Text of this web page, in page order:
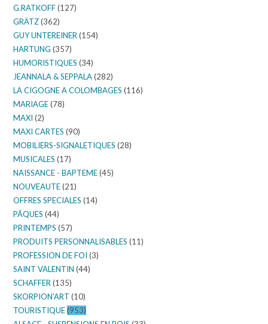
G.RATKOFF (127)
GRÄTZ (362)
GUY UNTEREINER (154)
HARTUNG (357)
HUMORISTIQUES (34)
JEANNALA & SEPPALA (282)
LA CIGOGNE A COLOMBAGES (116)
MARIAGE (78)
MAXI (2)
MAXI CARTES (90)
MOBILIERS-SIGNALETIQUES (28)
MUSICALES (17)
NAISSANCE - BAPTEME (45)
NOUVEAUTE (21)
OFFRES SPECIALES (14)
PÂQUES (44)
PRINTEMPS (57)
PRODUITS PERSONNALISABLES (11)
PROFESSION DE FOI (3)
SAINT VALENTIN (44)
SCHAFFER (135)
SKORPION'ART (10)
TOURISTIQUE (953)